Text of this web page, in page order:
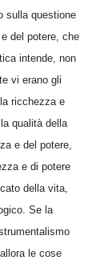
sulla questione
del potere, che
intende, non
vi erano gli
ricchezza e
qualità della
e del potere,
e di potere
della vita,
Se la
le cose